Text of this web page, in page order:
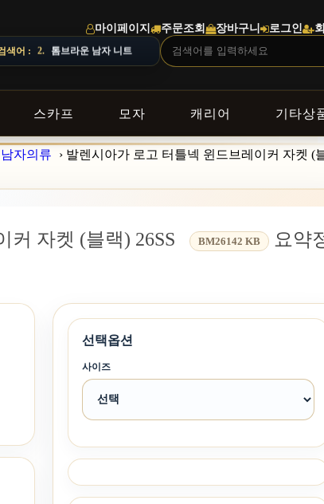
NOTICE · 지역에 따라 배송 일정이 달라질 수 있으니 주문
마이페이지 주문조회 장바구니 로그인
색어 : 3. 버버리 남자 셔츠
스카프 모자 캐리어 기타상
남자의류 › 발렌시아가 로고 터틀넥 윈드브레이커 자켓 (
커 자켓 (블랙) 26SS BM26142 KB
요약
선택옵션
사이즈